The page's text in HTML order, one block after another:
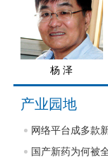
杨 泽
产业园地
网络平台成多款
国产新药为何被